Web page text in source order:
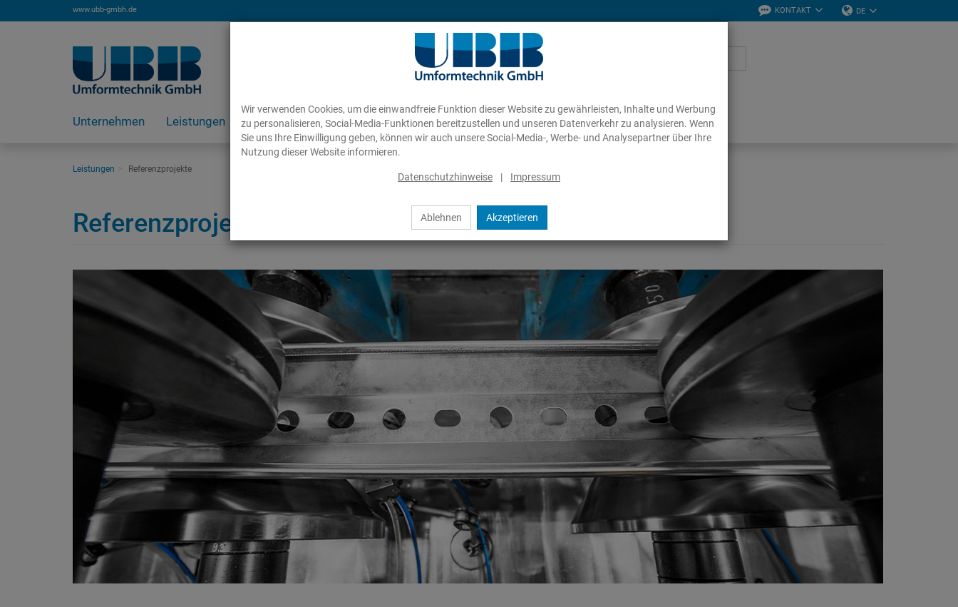
Wir verwenden Cookies, um die einwandfreie Funktion dieser Website zu gewährleisten, Inhalte und Werbung
zu personalisieren, Social-Media-Funktionen bereitzustellen und unseren Datenverkehr zu analysieren. Wenn
Sie uns Ihre Einwilligung geben, können wir auch unsere Social-Media-, Werbe- und Analysepartner über Ihre
Nutzung dieser Website informieren.
Datenschutzhinweise | Impressum
Ablehnen Akzeptieren
www.ubb-gmbh.de KONTAKT DE
Unternehmen Leistungen Karriere
Leistungen Referenzprojekte
Referenzprojekte